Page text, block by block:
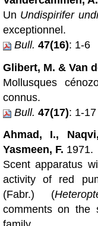
Un Undispirifer
exceptionnel.
Bull. 47(16): 1-6
Glibert, M. & Van
Mollusques
connus.
Bull. 47(17): 1-17
Ahmad, I.,
Yasmeen, F. 1971.
Scent apparatus
activity of red
(Fabr.) (
comments on the